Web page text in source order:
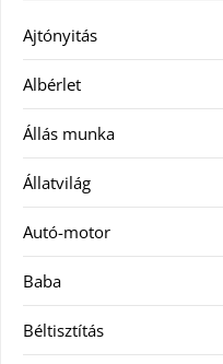
Ajtónyitás
Albérlet
Állás munka
Állatvilág
Autó-motor
Baba
Béltisztítás